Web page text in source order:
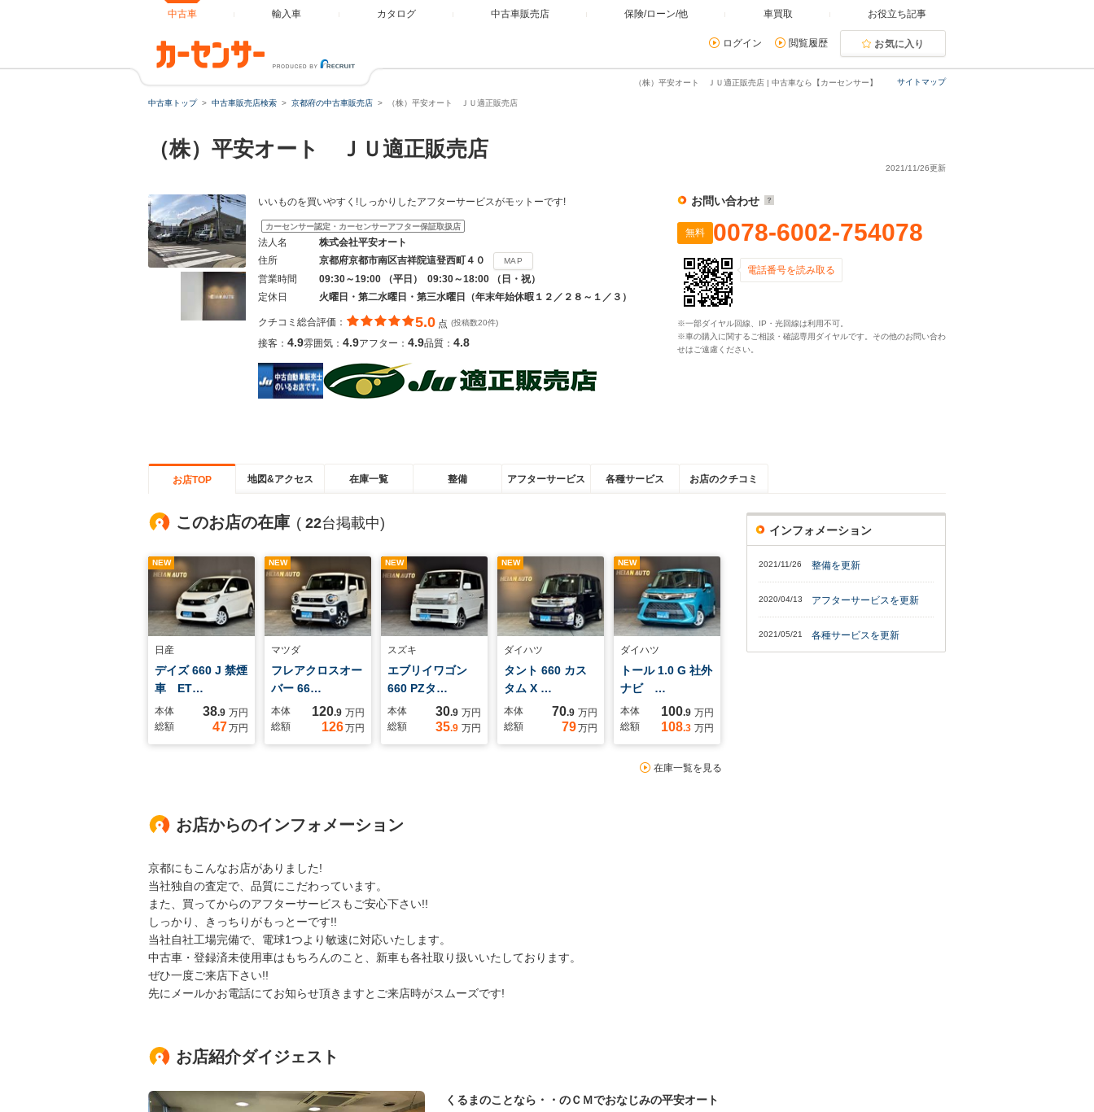
中古車 輸入車 カタログ 中古車販売店 保険/ローン/他 車買取 お役立ち記事
ログイン 閲覧履歴 お気に入り
サイトマップ
（株）平安オート ＪＵ適正販売店 | 中古車なら【カーセンサー】
中古車トップ 中古車販売店検索 京都府の中古車販売店 （株）平安オート ＪＵ適正販売店
（株）平安オート ＪＵ適正販売店
2021/11/26更新
いいものを買いやすく!しっかりしたアフターサービスがモットーです!
カーセンサー認定・カーセンサーアフター保証取扱店
法人名
株式会社平安オート
住所
京都府京都市南区吉祥院這登西町４０ MAP
営業時間
09:30～19:00 （平日） 09:30～18:00 （日・祝）
定休日
火曜日・第二水曜日・第三水曜日（年末年始休暇１２／２８～１／３）
クチコミ総合評価： 5.0 点 (投稿数20件)
接客： 4.9雰囲気： 4.9アフター： 4.9品質： 4.8
お問い合わせ
無料 0078-6002-754078
電話番号を読み取る
※一部ダイヤル回線、IP・光回線は利用不可。
※車の購入に関するご相談・確認専用ダイヤルです。その他のお問い合わ
せはご遠慮ください。
お店TOP 地図&アクセス 在庫一覧 整備 アフターサービス 各種サービス お店のクチコミ
このお店の在庫 ( 22台掲載中)
NEW
日産
デイズ 660 J 禁煙
車 ET…
本体 38.9 万円
総額
47万円
NEW
マツダ
フレアクロスオー
バー 66…
本体 120.9 万円
総額
126万円
NEW
スズキ
エブリイワゴン
660 PZタ…
本体 30.9 万円
総額
35.9 万円
NEW
ダイハツ
タント 660 カス
タム X …
本体 70.9 万円
総額
79万円
NEW
ダイハツ
トール 1.0 G 社外
ナビ …
本体 100.9 万円
総額
108.3 万円
在庫一覧を見る
お店からのインフォメーション
京都にもこんなお店がありました!
当社独自の査定で、品質にこだわっています。
また、買ってからのアフターサービスもご安心下さい!!
しっかり、きっちりがもっとーです!!
当社自社工場完備で、電球1つより敏速に対応いたします。
中古車・登録済未使用車はもちろんのこと、新車も各社取り扱いいたしております。
ぜひ一度ご来店下さい!!
先にメールかお電話にてお知らせ頂きますとご来店時がスムーズです!
お店紹介ダイジェスト
くるまのことなら・・のＣＭでおなじみの平安オート
インフォメーション
2021/11/26 整備を更新
2020/04/13 アフターサービスを更新
2021/05/21 各種サービスを更新